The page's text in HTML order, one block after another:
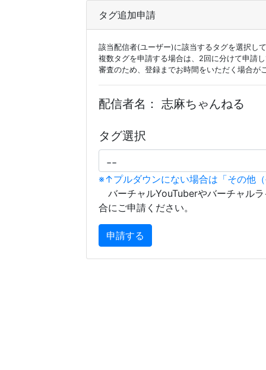
タグ追加申請
該当配信者(ユーザー)に該当するタグを選択し
複数タグを申請する場合は、2回に分けて申請
審査のため、登録までお時間をいただく場合が
配信者名： 志麻ちゃんねる
タグ選択
※↑プルダウンにない場合は「その他
バーチャルYouTuberやバーチャル
合にご申請ください。
申請する